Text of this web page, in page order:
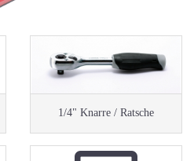
1/4" Knarre / Ratsche